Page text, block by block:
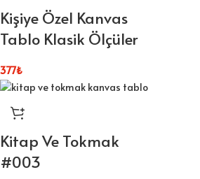
Kişiye Özel Kanvas
Tablo Klasik Ölçüler
377₺
Kitap Ve Tokmak
#003